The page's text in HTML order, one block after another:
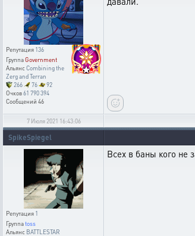
Репутация 136
ГруппаGovernment
АльянсCombining the
Zerg and Terran
266
76
92
Очков61 790 394
Сообщений 46
7 Июля 2021 16:43:06
SpikeSpiegel
Репутация 1
Группаtoss
Альянс BATTLESTAR
Всех в баны кого не